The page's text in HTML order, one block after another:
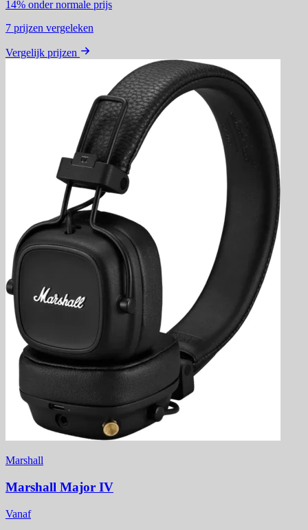
14% onder normale prijs
7 prijzen vergeleken
Vergelijk prijzen
Marshall
Marshall Major IV
Vanaf